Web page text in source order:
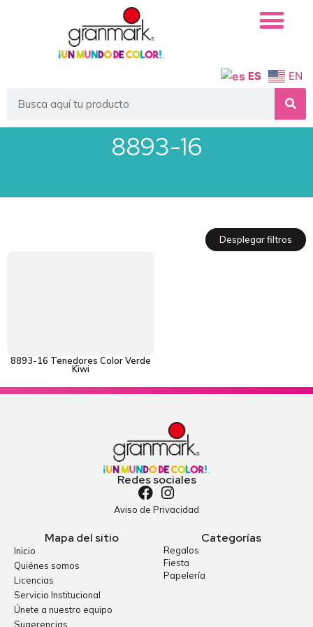
ES EN
8893-16
Desplegar filtros
8893-16 Tenedores Color Verde
Kiwi
Redes sociales
Aviso de Privacidad
Mapa del sitio
Inicio
Quiénes somos
Licencias
Servicio Institucional
Únete a nuestro equipo
Sugerencias
Categorías
Regalos
Fiesta
Papelería